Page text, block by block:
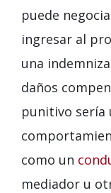
puede
ingresar al
una
daños
punitivo sería
como un
mediador u